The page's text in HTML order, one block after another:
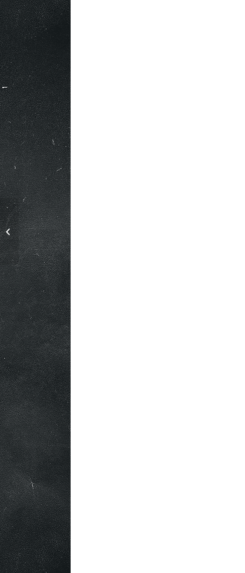
Porte-clés
personnalisés
Casablanca